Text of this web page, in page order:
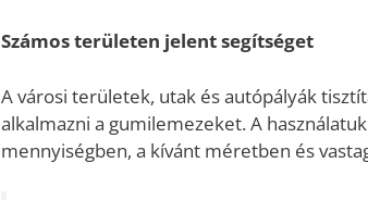
Számos területen jelent segítséget
A városi területek, utak és autópályák
alkalmazni a gumilemezeket. A
mennyiségben, a kívánt méretben és